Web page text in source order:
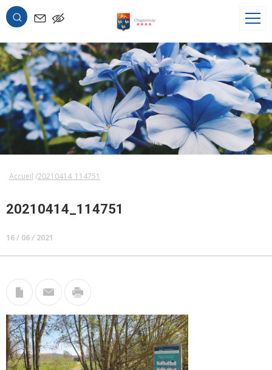
OK
Accueil 20210414_114751
20210414_114751
16 / 06 / 2021